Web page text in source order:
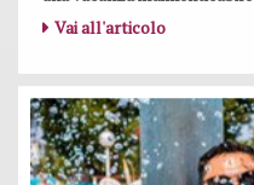
Vai all'articolo